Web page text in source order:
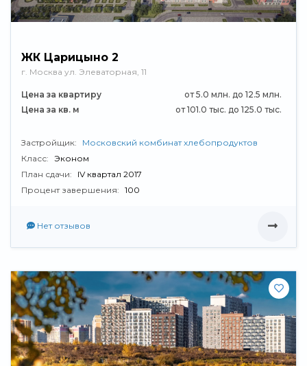
ЖК Царицыно 2
г. Москва ул. Элеваторная, 11
Цена за квартиру
от 5.0 млн. до 12.5 млн.
Цена за кв. м
от 101.0 тыс. до 125.0 тыс.
Застройщик:
Московский комбинат хлебопродуктов
Класс: Эконом
План сдачи:
IV квартал 2017
Процент завершения: 100
Нет отзывов